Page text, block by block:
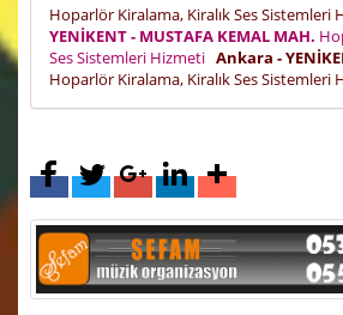
Hoparlör Kiralama, Kiralık Ses Sistemleri
YENİKENT - MUSTAFA KEMAL MAH.
Ses Sistemleri Hizmeti Ankara -
Hoparlör Kiralama, Kiralık Ses Sistemleri